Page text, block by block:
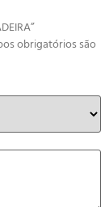
obrigatórios são